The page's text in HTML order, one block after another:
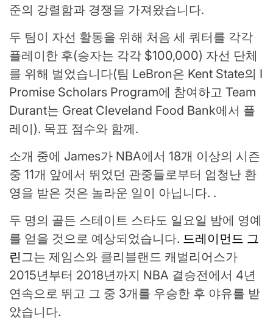
준의 강렬함과 경쟁을 가져왔습니다.
두 팀이 자선 활동을 위해 처음 세 쿼터를 각각
플레이한 후(승자는 각각 $100,000) 자선 단체
를 위해 벌었습니다(팀 LeBron은 Kent State의 I
Promise Scholars Program에 참여하고 Team
Durant는 Great Cleveland Food Bank에서 플
레이). 목표 점수와 함께.
소개 중에 James가 NBA에서 18개 이상의 시즌
중 11개 앞에서 뛰었던 관중들로부터 엄청난 환
영을 받은 것은 놀라운 일이 아닙니다. .
두 명의 골든 스테이트 스타도 일요일 밤에 영예
를 얻을 것으로 예상되었습니다. 드레이먼드 그
린그는 제임스와 클리블랜드 캐벌리어스가
2015년부터 2018년까지 NBA 결승전에서 4년
연속으로 뛰고 그 중 3개를 우승한 후 야유를 받
았습니다.